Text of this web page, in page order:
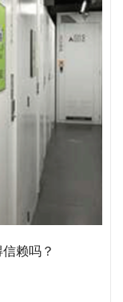
赖吗？